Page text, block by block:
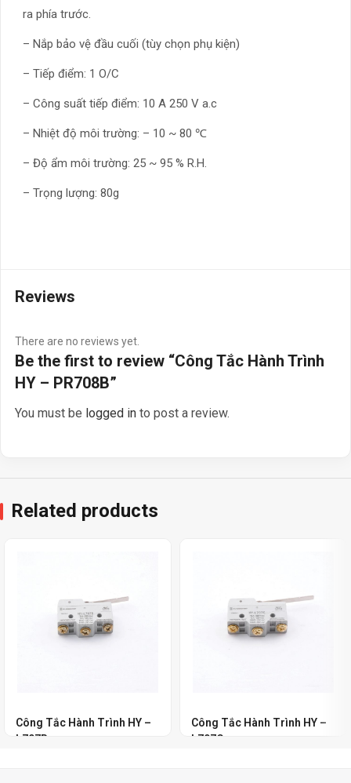
ra phía trước.
– Nắp bảo vệ đầu cuối (tùy chọn phụ kiện)
– Tiếp điểm: 1 O/C
– Công suất tiếp điểm: 10 A 250 V a.c
– Nhiệt độ môi trường: – 10 ~ 80 ℃
– Độ ẩm môi trường: 25 ~ 95 % R.H.
– Trọng lượng: 80g
Reviews
There are no reviews yet.
Be the first to review “Công Tắc Hành Trình
HY – PR708B”
You must be logged in to post a review.
Related products
Công Tắc Hành Trình HY –
L707B
Công Tắc Hành Trình HY –
L707C